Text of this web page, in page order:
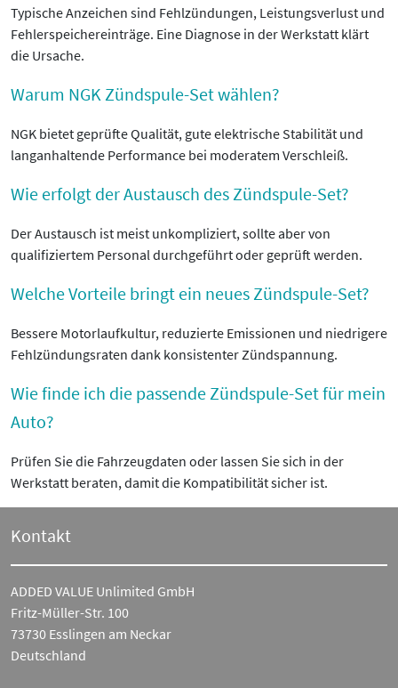
Typische Anzeichen sind Fehlzündungen, Leistungsverlust und
Fehlerspeichereinträge. Eine Diagnose in der Werkstatt klärt
die Ursache.
Warum NGK Zündspule-Set wählen?
NGK bietet geprüfte Qualität, gute elektrische Stabilität und
langanhaltende Performance bei moderatem Verschleiß.
Wie erfolgt der Austausch des Zündspule-Set?
Der Austausch ist meist unkompliziert, sollte aber von
qualifiziertem Personal durchgeführt oder geprüft werden.
Welche Vorteile bringt ein neues Zündspule-Set?
Bessere Motorlaufkultur, reduzierte Emissionen und niedrigere
Fehlzündungsraten dank konsistenter Zündspannung.
Wie finde ich die passende Zündspule-Set für mein
Auto?
Prüfen Sie die Fahrzeugdaten oder lassen Sie sich in der
Werkstatt beraten, damit die Kompatibilität sicher ist.
Kontakt
ADDED VALUE Unlimited GmbH
Fritz-Müller-Str. 100
73730 Esslingen am Neckar
Deutschland